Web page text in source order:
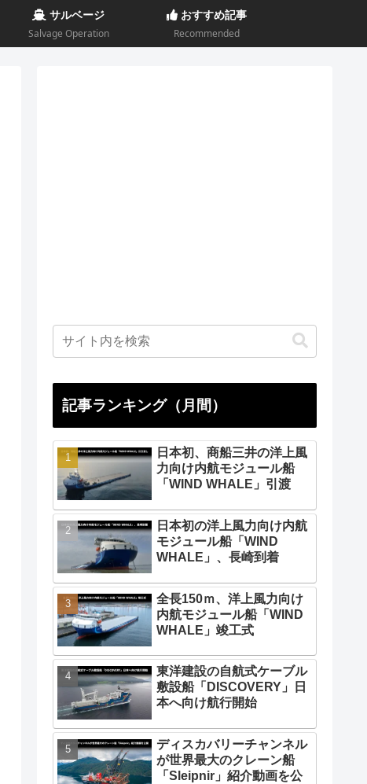
サルベージ
Salvage Operation
おすすめ記事
Recommended
記事ランキング（月間）
日本初、商船三井の洋上風
力向け内航モジュール船
「WIND WHALE」引渡
日本初の洋上風力向け内航
モジュール船「WIND
WHALE」、長崎到着
全長150ｍ、洋上風力向け
内航モジュール船「WIND
WHALE」竣工式
東洋建設の自航式ケーブル
敷設船「DISCOVERY」日
本へ向け航行開始
ディスカバリーチャンネル
が世界最大のクレーン船
「Sleipnir」紹介動画を公